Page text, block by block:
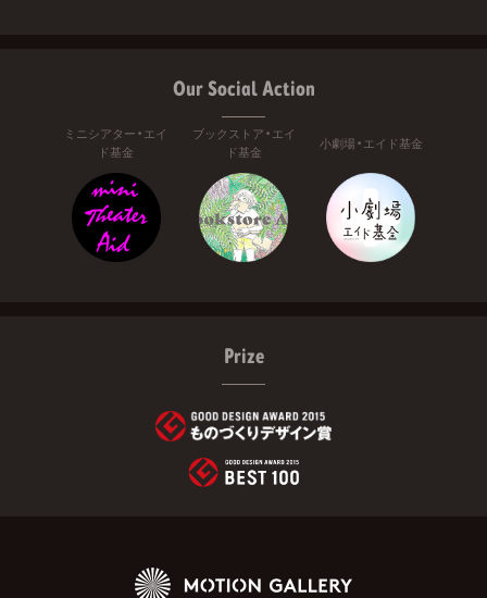
Our Social Action
ミニシアター・エイ
ド基金
ブックストア・エイ
ド基金
小劇場・エイド基金
Prize